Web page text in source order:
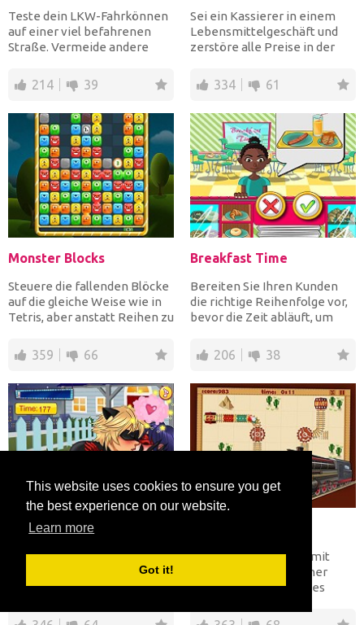
This website uses cookies to ensure you get
the best experience on our website.
Learn more
Got it!
Teste dein LKW-Fahrkönnen
auf einer viel befahrenen
Straße. Vermeide andere
214 39
Sei ein Kassierer in einem
Lebensmittelgeschäft und
zerstöre alle Preise in der
334 61
Monster Blocks
Steuere die fallenden Blöcke
auf die gleiche Weise wie in
Tetris, aber anstatt Reihen zu
359 66
Breakfast Time
Bereiten Sie Ihren Kunden
die richtige Reihenfolge vor,
bevor die Zeit abläuft, um
206 38
Wundersame Marienkäfer
und Cat Noir sind so sehr
verliebt. Hilf ihnen, sich zu
Baue die Schienen, damit
dein Zug das Ende seiner
Reise erreicht, um jedes